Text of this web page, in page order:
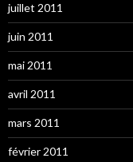
juillet 2011
juin 2011
mai 2011
avril 2011
mars 2011
février 2011